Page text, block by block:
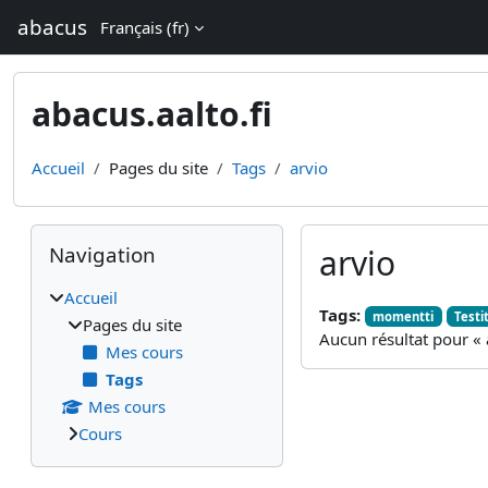
abacus Français ‎(fr)‎
abacus.aalto.fi
Accueil Pages du site Tags arvio
arvio
Tags: momentti Testit
Aucun résultat pour «
Blocs
Passer Navigation
Navigation
Accueil
Pages du site
Mes cours
Tags
Mes cours
Cours